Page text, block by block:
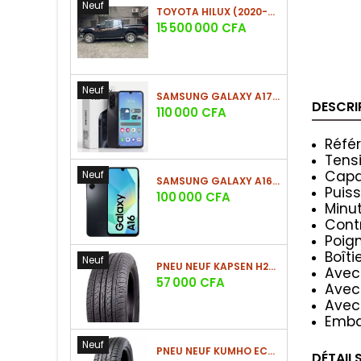
Neuf TOYOTA HILUX (2020-2021)
Prix
15 500 000 CFA
Neuf SAMSUNG GALAXY A17 (4GO/128GO)
Prix
110 000 CFA
Neuf SAMSUNG GALAXY A16 4G (4GO/128GO)
Prix
100 000 CFA
Neuf PNEU NEUF KAPSEN H202 225/60 R18 100H
Prix
57 000 CFA
Neuf PNEU NEUF KUMHO ECSTA HS52 225/60 R17 99V